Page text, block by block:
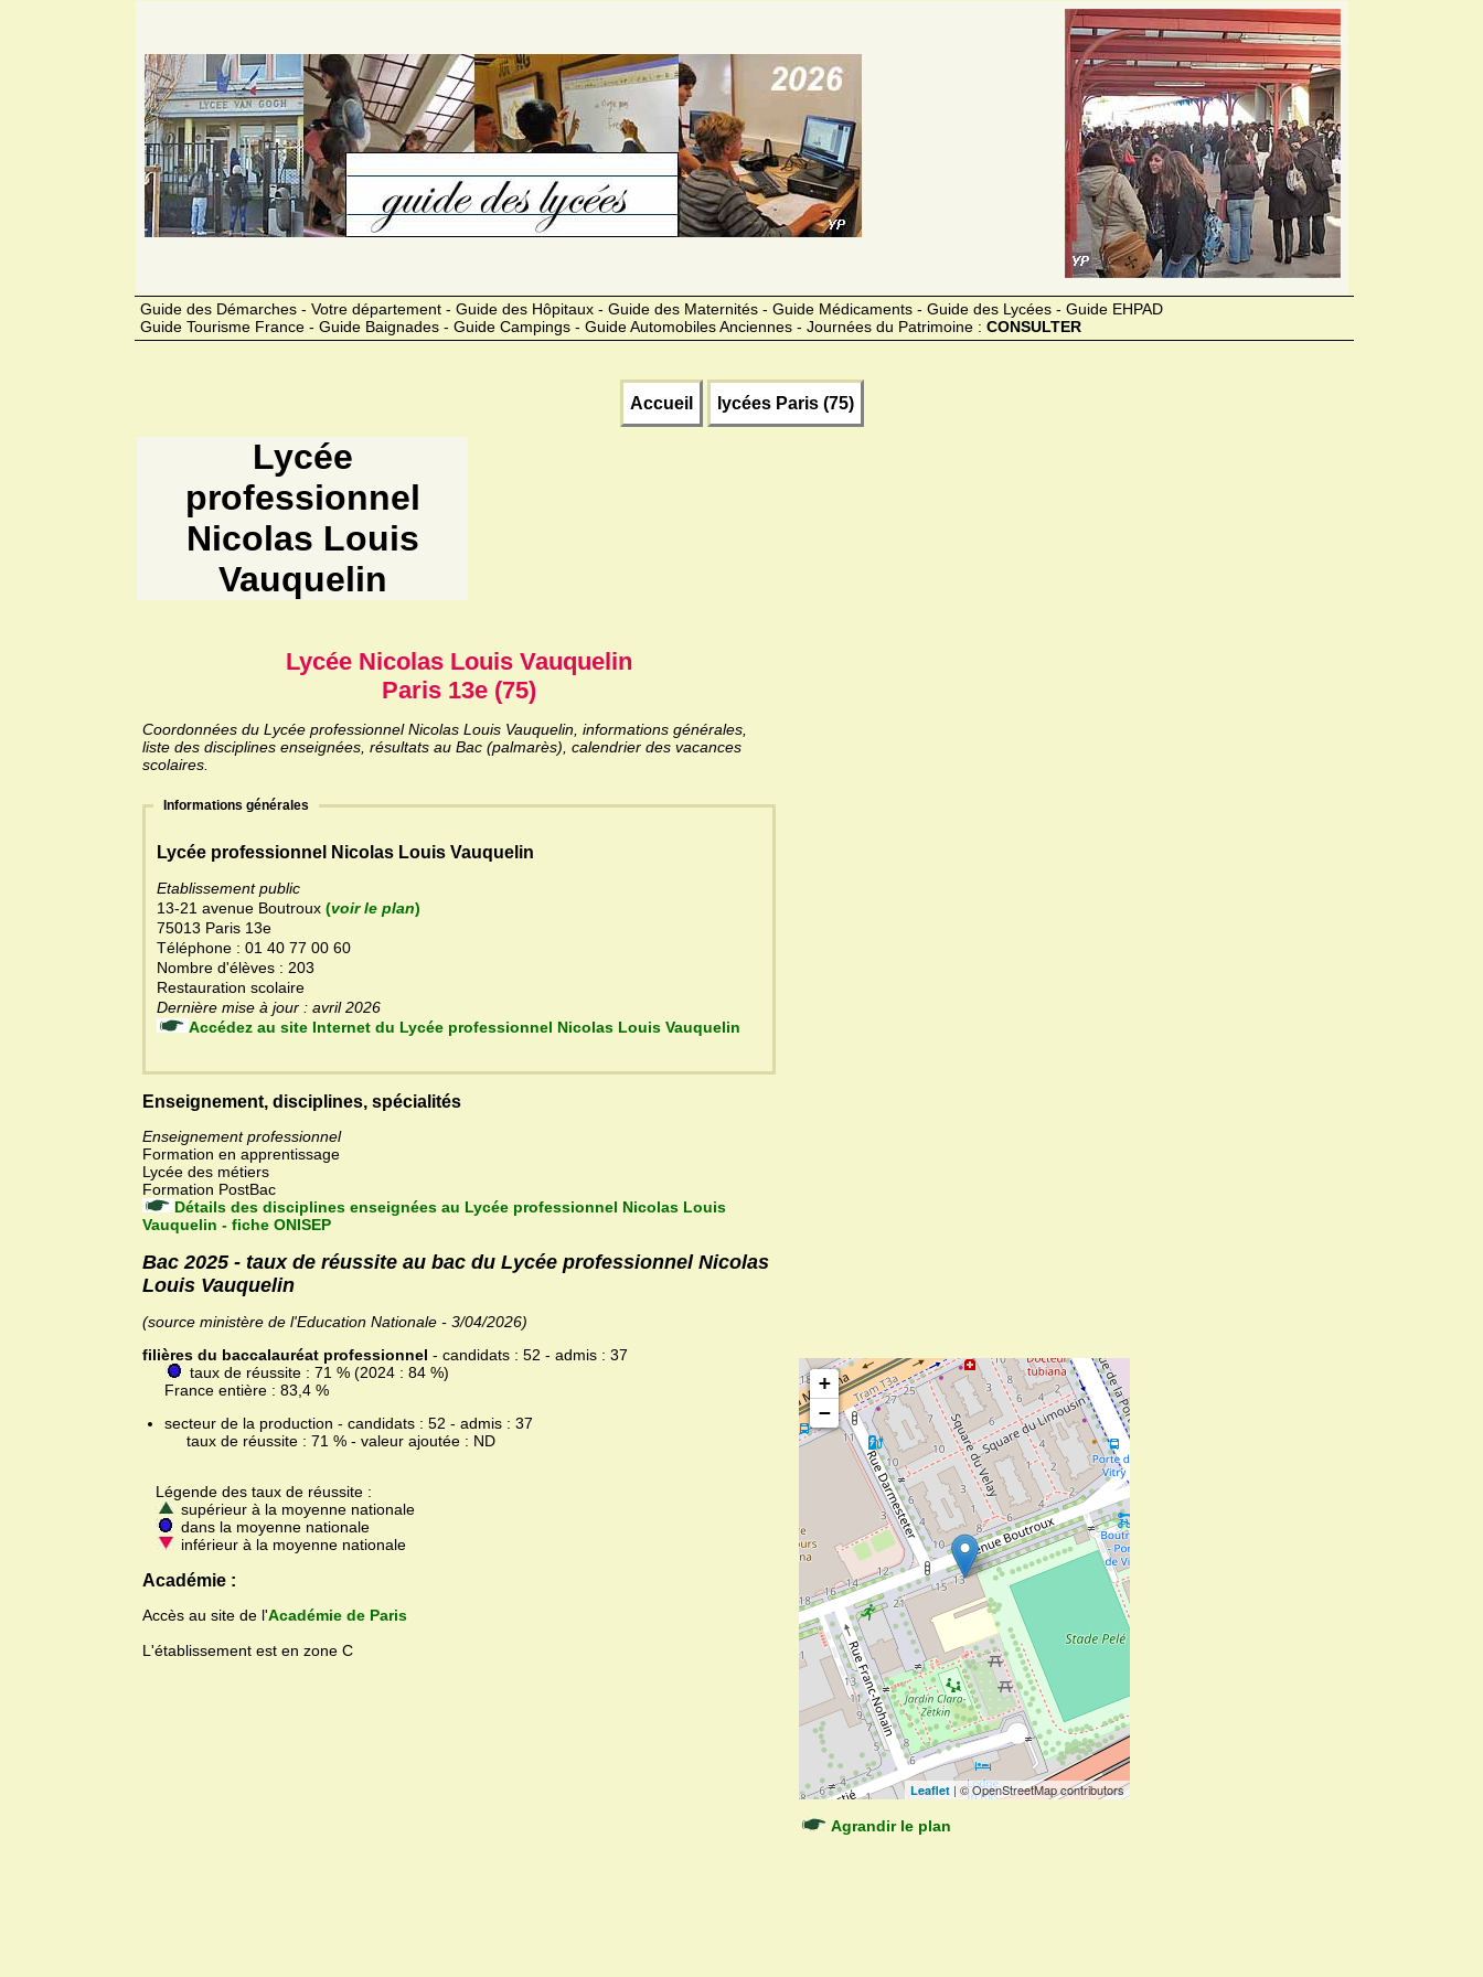
Guide des Démarches - Votre département - Guide des Hôpitaux - Guide des Maternités - Guide Médicaments - Guide des Lycées - Guide EHPAD
Guide Tourisme France - Guide Baignades - Guide Campings - Guide Automobiles Anciennes - Journées du Patrimoine : CONSULTER
Accueil lycées Paris (75)
Lycée
professionnel
Nicolas Louis
Vauquelin
Lycée Nicolas Louis Vauquelin
Paris 13e (75)
Coordonnées du Lycée professionnel Nicolas Louis Vauquelin, informations générales,
liste des disciplines enseignées, résultats au Bac (palmarès), calendrier des vacances
scolaires.
Informations générales
Lycée professionnel Nicolas Louis Vauquelin
Etablissement public
13-21 avenue Boutroux (voir le plan)
75013 Paris 13e
Téléphone : 01 40 77 00 60
Nombre d'élèves : 203
Restauration scolaire
Dernière mise à jour : avril 2026
Accédez au site Internet du Lycée professionnel Nicolas Louis Vauquelin
Enseignement, disciplines, spécialités
Enseignement professionnel
Formation en apprentissage
Lycée des métiers
Formation PostBac
Détails des disciplines enseignées au Lycée professionnel Nicolas Louis
Vauquelin - fiche ONISEP
Bac 2025 - taux de réussite au bac du Lycée professionnel Nicolas
Louis Vauquelin
(source ministère de l'Education Nationale - 3/04/2026)
filières du baccalauréat professionnel - candidats : 52 - admis : 37
taux de réussite : 71 % (2024 : 84 %)
France entière : 83,4 %
secteur de la production - candidats : 52 - admis : 37
taux de réussite : 71 % - valeur ajoutée : ND
Légende des taux de réussite :
supérieur à la moyenne nationale
dans la moyenne nationale
inférieur à la moyenne nationale
Académie :
Accès au site de l'Académie de Paris
L'établissement est en zone C
+
−
Leaflet | © OpenStreetMap contributors
Agrandir le plan